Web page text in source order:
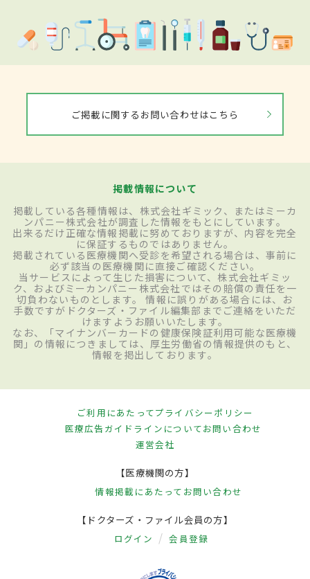
ご掲載に関するお問い合わせはこちら
掲載情報について
掲載している各種情報は、株式会社ギミック、またはミーカ
ンパニー株式会社が調査した情報をもとにしています。
出来るだけ正確な情報掲載に努めておりますが、内容を完全
に保証するものではありません。
掲載されている医療機関へ受診を希望される場合は、事前に
必ず該当の医療機関に直接ご確認ください。
当サービスによって生じた損害について、株式会社ギミッ
ク、およびミーカンパニー株式会社ではその賠償の責任を一
切負わないものとします。 情報に誤りがある場合には、お
手数ですがドクターズ・ファイル編集部までご連絡をいただ
けますようお願いいたします。
なお、「マイナンバーカードの健康保険証利用可能な医療機
関」の情報につきましては、厚生労働省の情報提供のもと、
情報を掲出しております。
ご利用にあたってプライバシーポリシー
医療広告ガイドラインについてお問い合わせ
運営会社
【医療機関の方】
情報掲載にあたって お問い合わせ
【ドクターズ・ファイル会員の方】
ログイン 会員登録